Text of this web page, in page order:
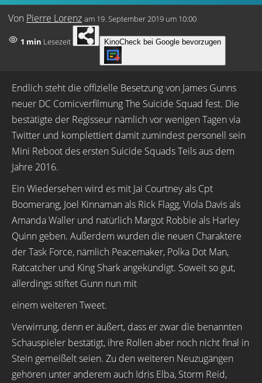
Von Pierre Lorenz am 19. September 2019 um 10:00
1 min Lesezeit KinoCheck bei Google bevorzugen
Endlich steht die offizielle Besetzung von James Gunns
neuer DC Comicverfilmung The Suicide Squad fest. Die
bestätigte der Regisseur nämlich vor wenigen Tagen via
Twitter und komplettiert damit zumindest personell sein
Mini Reboot des ersten Suicide Squads Teils aus dem
Jahre 2016.
Ein Wiedersehen wird es mit Jai Courtney als Cpt
Boomerang, Joel Kinnaman als Rick Flagg, Viola Davis als
Amanda Waller und natürlich Margot Robbie als Harley
Quinn geben. Außerdem wurden die neuen Charaktere
der Task Force, nämlich Peacemaker, Polka Dot Man,
Ratcatcher und King Shark angekündigt. Soweit so gut,
allerdings stiftet Gunn nun mit
einem weiteren Tweet.
Verwirrung, denn er äußert, dass er zwar die benannten
Schauspieler bestätigt, ihre Rollen aber noch nicht final in
Stein gemeißelt seien. Zu den weiteren Neuzugängen
gehören unter anderem auch Idris Elba, Storm Reid,